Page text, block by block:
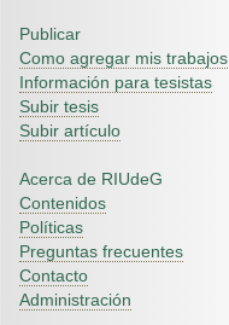
Publicar
Como agregar mis trabajos
Información para tesistas
Subir tesis
Subir artículo
Acerca de RIUdeG
Contenidos
Políticas
Preguntas frecuentes
Contacto
Administración